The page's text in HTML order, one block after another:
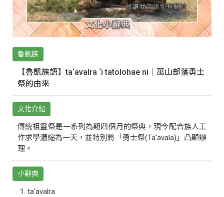
魯凱族
【魯凱族語】ta‘avalra ‘i tatolohae ni｜萬山部落勇士
祭的由來
文化介紹
傳統祖靈祭是一系列為期四個月的祭典，現今配合族人工
作求學濃縮為一天，並特別將「勇士祭(Ta‘avala)」凸顯辦
理。
小辭典
ta‘avalra